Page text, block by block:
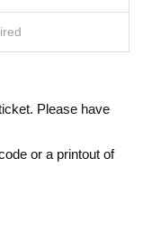
Please have
or a printout of